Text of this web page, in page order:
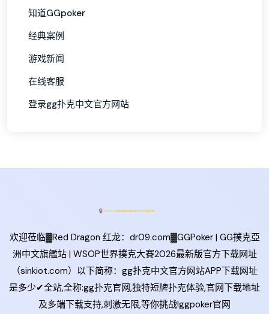
知道GGpoker
经典案例
游戏新闻
在线客服
登录gg扑克中文官方网站
欢迎莅临▓Red Dragon 红龙：dr09.com▓GGPoker | GG撲克亞
洲中文旗艦站 | WSOP世界撲克大賽2026最新版官方下载网址
（sinkiot.com）以下简称：gg扑克中文官方网站APP下载网址
是多少✔全站,全称:gg扑克官网,独特短牌扑克体验,官网下载地址
及多端下载支持,刺激无限,等你挑战!ggpoker官网